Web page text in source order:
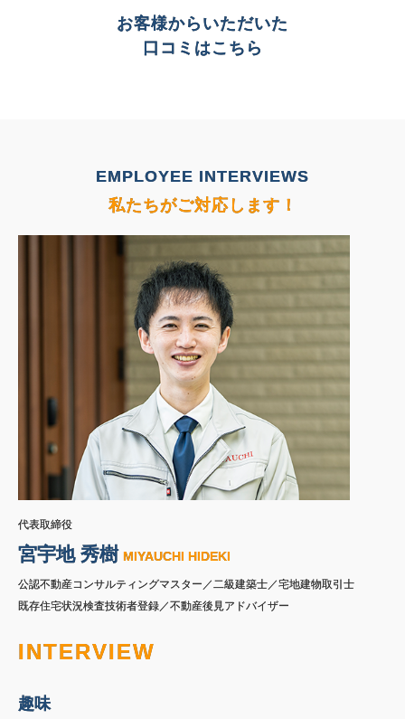
お客様からいただいた
口コミはこちら
EMPLOYEE INTERVIEWS
私たちがご対応します！
代表取締役
宮宇地 秀樹 MIYAUCHI HIDEKI
公認不動産コンサルティングマスター／二級建築士／宅地建物取引士
既存住宅状況検査技術者登録／不動産後見アドバイザー
INTERVIEW
趣味